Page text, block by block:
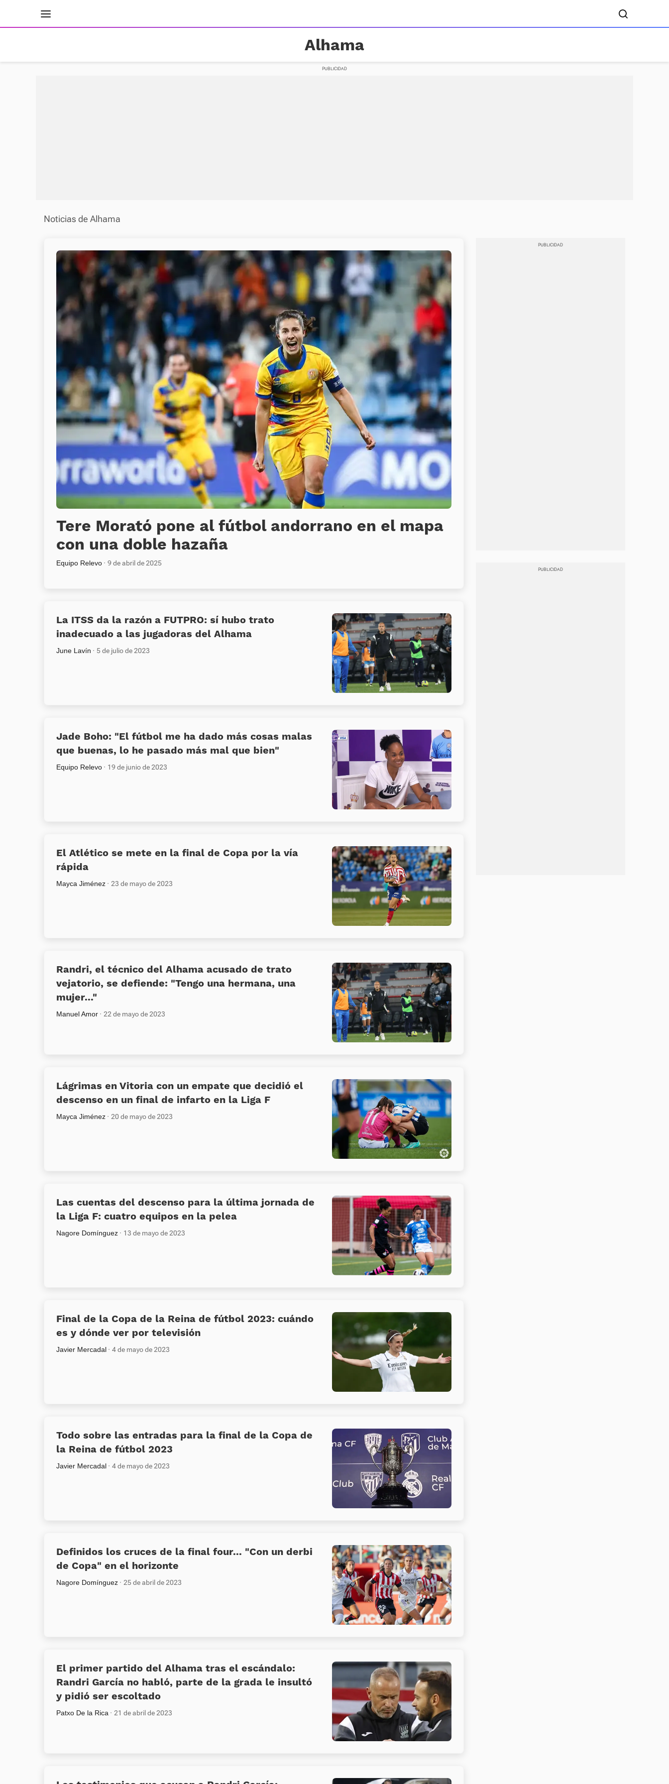
Alhama
Noticias de Alhama
Tere Morató pone al fútbol andorrano en el mapa
con una doble hazaña
Equipo Relevo 9 de abril de 2025
La ITSS da la razón a FUTPRO: sí hubo trato
inadecuado a las jugadoras del Alhama
June Lavín 5 de julio de 2023
Jade Boho: «El fútbol me ha dado más cosas malas
que buenas, lo he pasado más mal que bien»
Equipo Relevo 19 de junio de 2023
El Atlético se mete en la final de Copa por la vía
rápida
Mayca Jiménez 23 de mayo de 2023
Randri, el técnico del Alhama acusado de trato
vejatorio, se defiende: “Tengo una hermana, una
mujer...”
Manuel Amor 22 de mayo de 2023
Lágrimas en Vitoria con un empate que decidió el
descenso en un final de infarto en la Liga F
Mayca Jiménez 20 de mayo de 2023
Las cuentas del descenso para la última jornada de
la Liga F: cuatro equipos en la pelea
Nagore Domínguez 13 de mayo de 2023
Final de la Copa de la Reina de fútbol 2023: cuándo
es y dónde ver por televisión
Javier Mercadal 4 de mayo de 2023
Todo sobre las entradas para la final de la Copa de
la Reina de fútbol 2023
Javier Mercadal 4 de mayo de 2023
Definidos los cruces de la final four... «Con un derbi
de Copa» en el horizonte
Nagore Domínguez 25 de abril de 2023
El primer partido del Alhama tras el escándalo:
Randri García no habló, parte de la grada le insultó
y pidió ser escoltado
Patxo De la Rica 21 de abril de 2023